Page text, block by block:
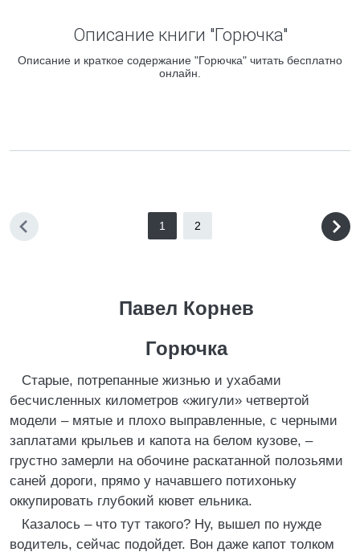
Описание книги "Горючка"
Описание и краткое содержание "Горючка" читать бесплатно
онлайн.
1 2
Павел Корнев
Горючка
Старые, потрепанные жизнью и ухабами
бесчисленных километров «жигули» четвертой
модели – мятые и плохо выправленные, с черными
заплатами крыльев и капота на белом кузове, –
грустно замерли на обочине раскатанной полозьями
саней дороги, прямо у начавшего потихоньку
оккупировать глубокий кювет ельника.
Казалось – что тут такого? Ну, вышел по нужде
водитель, сейчас подойдет. Вон даже капот толком